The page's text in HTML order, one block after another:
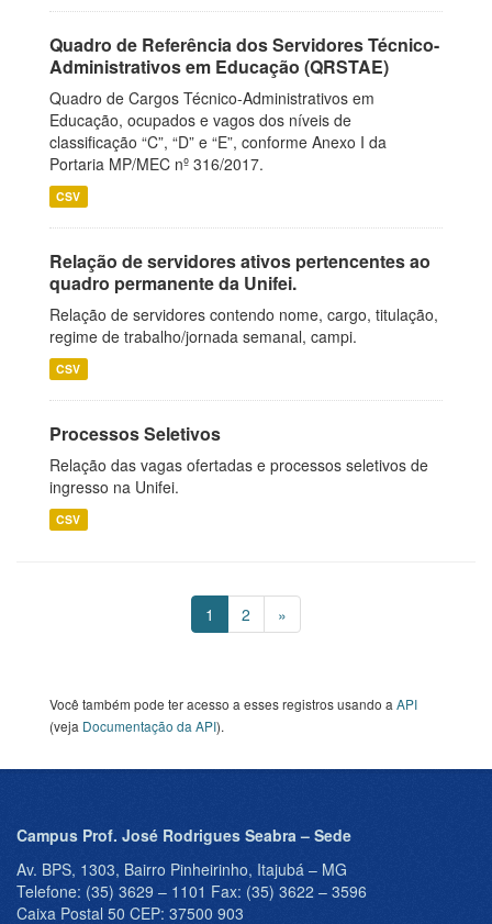
Quadro de Referência dos Servidores Técnico-
Administrativos em Educação (QRSTAE)
Quadro de Cargos Técnico-Administrativos em
Educação, ocupados e vagos dos níveis de
classificação “C”, “D” e “E”, conforme Anexo I da
Portaria MP/MEC nº 316/2017.
CSV
Relação de servidores ativos pertencentes ao
quadro permanente da Unifei.
Relação de servidores contendo nome, cargo, titulação,
regime de trabalho/jornada semanal, campi.
CSV
Processos Seletivos
Relação das vagas ofertadas e processos seletivos de
ingresso na Unifei.
CSV
1 2 »
Você também pode ter acesso a esses registros usando a API
(veja Documentação da API).
Campus Prof. José Rodrigues Seabra – Sede
Av. BPS, 1303, Bairro Pinheirinho, Itajubá – MG
Telefone: (35) 3629 – 1101 Fax: (35) 3622 – 3596
Caixa Postal 50 CEP: 37500 903